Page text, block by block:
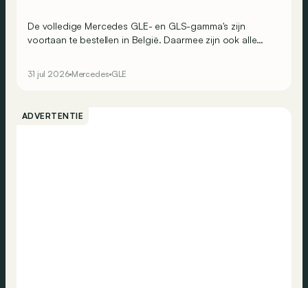
De volledige Mercedes GLE- en GLS-gamma's zijn
voortaan te bestellen in België. Daarmee zijn ook alle
31 jul 2026 Mercedes GLE
ADVERTENTIE